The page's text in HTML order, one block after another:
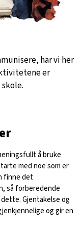
har vi her
er
å bruke
med noe som er
finne det
så forberedende
Gjentakelse og
og gir en